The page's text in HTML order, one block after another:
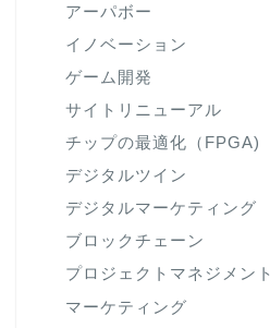
アーパボー
イノベーション
ゲーム開発
サイトリニューアル
チップの最適化（FPGA)
デジタルツイン
デジタルマーケティング
ブロックチェーン
プロジェクトマネジメント
マーケティング